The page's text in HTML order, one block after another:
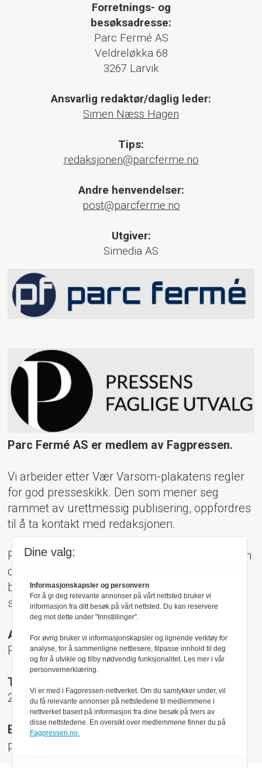
Forretnings- og
besøksadresse:
Parc Fermé AS
Veldreløkka 68
3267 Larvik
Ansvarlig redaktør/daglig leder:
Simen Næss Hagen
Tips:
redaksjonen@parcferme.no
Andre henvendelser:
post@parcferme.no
Utgiver:
Simedia AS
Parc Fermé AS er medlem av Fagpressen.
Vi arbeider etter Vær Varsom-plakatens regler
for god presseskikk. Den som mener seg
rammet av urettmessig publisering, oppfordres
til å ta kontakt med redaksjonen.
Pressens Faglige Utvalg (PFU) er et klageorgan
oppnevnt av Norsk Presseforbund som
behandler klager mot mediene i presseetiske
spørsmål.
Adresse:
Rådhusgt 17, 0158 Oslo
Telefon:
22 40 50 40
E-post:
pfu@presse.no
Dine valg:
Informasjonskapsler og personvern
For å gi deg relevante annonser på vårt nettsted bruker vi
informasjon fra ditt besøk på vårt nettsted. Du kan reservere
deg mot dette under "Innstillinger".
For øvrig bruker vi informasjonskapsler og lignende verktøy for
analyse, for å sammenligne nettlesere, tilpasse innhold til deg
og for å utvikle og tilby nødvendig funksjonalitet. Les mer i vår
personvernerklæring.
Vi er med i Fagpressen-nettverket. Om du samtykker under, vil
du få relevante annonser på nettstedene til medlemmene i
nettverket basert på informasjon fra dine besøk på tvers av
disse nettstedene. En oversikt over medlemmene finner du på
Fagpressen.no.